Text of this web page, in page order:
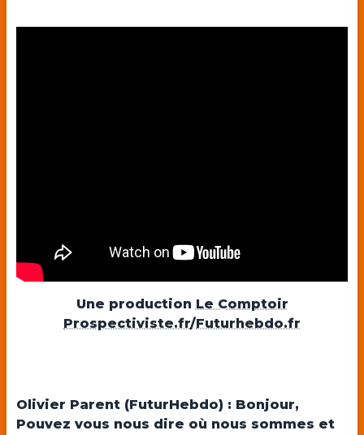
Une production Le Comptoir
Prospectiviste.fr/Futurhebdo.fr
Olivier Parent (FuturHebdo) : Bonjour,
Pouvez vous nous dire où nous sommes et